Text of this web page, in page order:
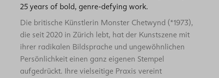
25 years of bold, genre-defying work.
Die britische Künstlerin Monster Chetwynd (*1973),
die seit 2020 in Zürich lebt, hat der Kunstszene mit
ihrer radikalen Bildsprache und ungewöhnlichen
Persönlichkeit einen ganz eigenen Stempel
aufgedrückt. Ihre vielseitige Praxis vereint